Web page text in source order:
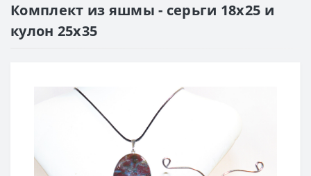
Комплект из яшмы - серьги 18х25 и
кулон 25х35